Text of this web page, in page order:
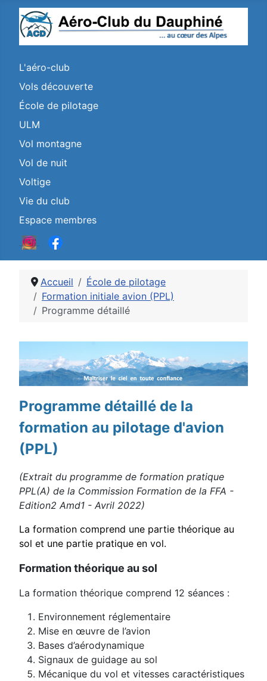
L'aéro-club
Vols découverte
École de pilotage
ULM
Vol montagne
Vol de nuit
Voltige
Vie du club
Espace membres
Accueil
École de pilotage
Formation initiale avion (PPL)
Programme détaillé
Programme détaillé de la
formation au pilotage d'avion
(PPL)
(Extrait du programme de formation pratique
PPL(A) de la Commission Formation de la FFA -
Edition2 Amd1 - Avril 2022)
La formation comprend une partie théorique au
sol et une partie pratique en vol.
Formation théorique au sol
La formation théorique comprend 12 séances :
Environnement réglementaire
Mise en œuvre de l’avion
Bases d’aérodynamique
Signaux de guidage au sol
Mécanique du vol et vitesses caractéristiques